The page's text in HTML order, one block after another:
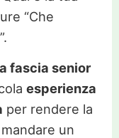
“Che
fascia senior
esperienza
per rendere la
un